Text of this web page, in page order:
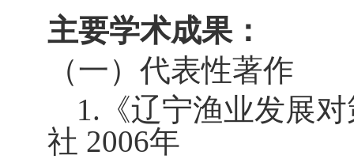
主要学术成果：
（一）代表性著作
1. 《辽宁渔业发展
社 2006年